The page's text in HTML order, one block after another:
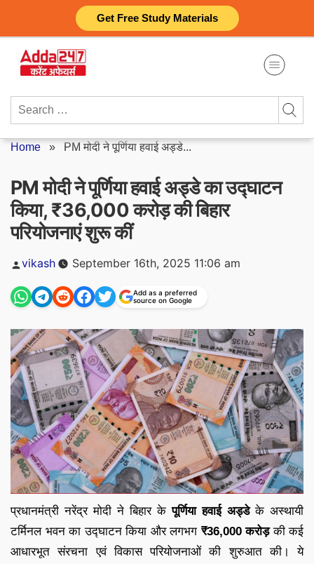
Get Free Study Materials
content
Search
Home » PM मोदी ने पूर्णिया हवाई अड्डे...
PM मोदी ने पूर्णिया हवाई अड्डे का उद्घाटन
किया, ₹36,000 करोड़ की बिहार
परियोजनाएं शुरू कीं
Posted
vikash September 16th, 2025 11:06 am
Add as a preferred
source on Google
प्रधानमंत्री नरेंद्र मोदी ने बिहार केपूर्णिया हवाई अड्डेके अस्थायी
टर्मिनल भवन का उद्घाटन किया और लगभग ₹36,000 करोड़की कई
आधारभूत संरचना एवं विकास परियोजनाओं की शुरुआत की। ये